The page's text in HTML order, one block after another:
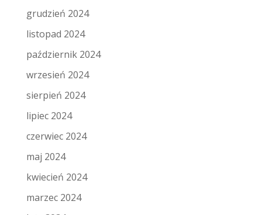
grudzień 2024
listopad 2024
październik 2024
wrzesień 2024
sierpień 2024
lipiec 2024
czerwiec 2024
maj 2024
kwiecień 2024
marzec 2024